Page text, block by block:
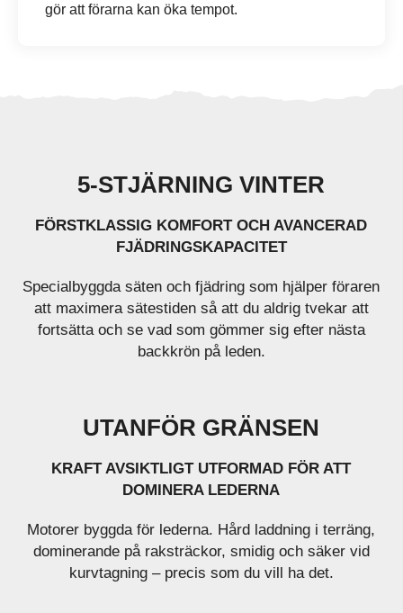
gör att förarna kan öka tempot.
5-STJÄRNING VINTER
FÖRSTKLASSIG KOMFORT OCH AVANCERAD
FJÄDRINGSKAPACITET
Specialbyggda säten och fjädring som hjälper föraren
att maximera sätestiden så att du aldrig tvekar att
fortsätta och se vad som gömmer sig efter nästa
backkrön på leden.
UTANFÖR GRÄNSEN
KRAFT AVSIKTLIGT UTFORMAD FÖR ATT
DOMINERA LEDERNA
Motorer byggda för lederna. Hård laddning i terräng,
dominerande på raksträckor, smidig och säker vid
kurvtagning – precis som du vill ha det.